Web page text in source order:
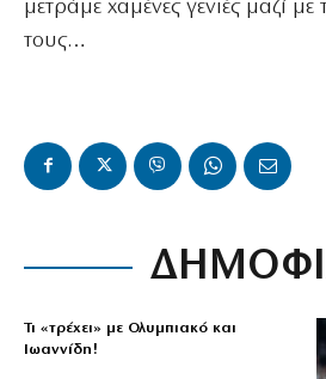
μετράμε χαμένες γενιές μαζί
τους…
Τι «τρέχει» με Ολυμπιακό και
Ιωαννίδη!